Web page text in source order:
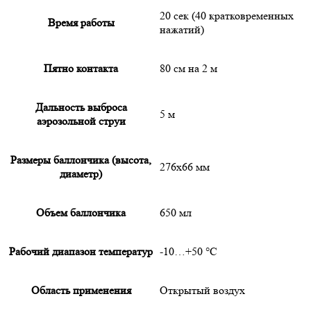
Время работы
20 сек (40 кратковременных
нажатий)
Пятно контакта 80 см на 2 м
Дальность выброса
аэрозольной струи
5 м
Размеры баллончика (высота,
диаметр)
276x66 мм
Объем баллончика 650 мл
Рабочий диапазон температур -10…+50 °С
Область применения Открытый воздух